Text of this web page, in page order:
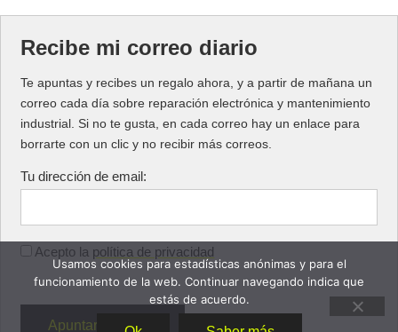
Recibe mi correo diario
Te apuntas y recibes un regalo ahora, y a partir de mañana un
correo cada día sobre reparación electrónica y mantenimiento
industrial. Si no te gusta, en cada correo hay un enlace para
borrarte con un clic y no recibir más correos.
Tu dirección de email:
Acepto la política de privacidad
Usamos cookies para estadísticas anónimas y para el
funcionamiento de la web. Continuar navegando indica que
estás de acuerdo.